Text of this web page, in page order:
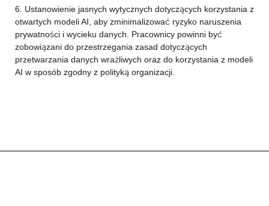
6. Ustanowienie jasnych wytycznych dotyczących korzystania z
otwartych modeli AI, aby zminimalizować ryzyko naruszenia
prywatności i wycieku danych. Pracownicy powinni być
zobowiązani do przestrzegania zasad dotyczących
przetwarzania danych wrażliwych oraz do korzystania z modeli
AI w sposób zgodny z polityką organizacji.